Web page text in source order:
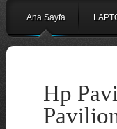
Ana Sayfa
Hp